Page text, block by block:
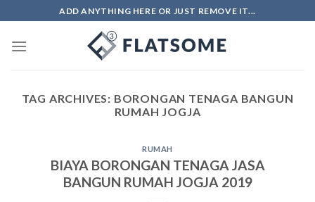
to
content
ADD ANYTHING HERE OR JUST REMOVE IT...
TAG ARCHIVES: BORONGAN TENAGA BANGUN
RUMAH JOGJA
RUMAH
BIAYA BORONGAN TENAGA JASA
BANGUN RUMAH JOGJA 2019